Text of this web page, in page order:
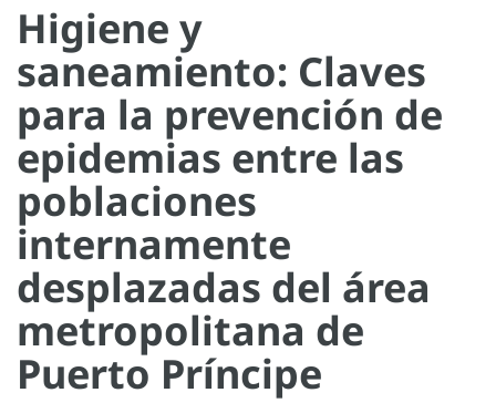
Higiene y
saneamiento: Claves
para la prevención de
epidemias entre las
poblaciones
internamente
desplazadas del área
metropolitana de
Puerto Príncipe